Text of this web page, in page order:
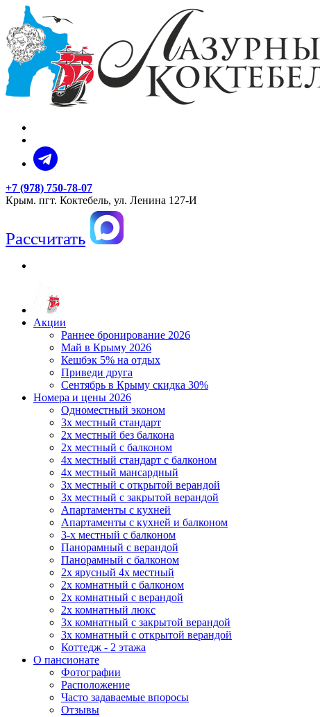
+7 (978) 750-78-07
Крым. пгт. Коктебель, ул. Ленина 127-И
Рассчитать
Акции
Раннее бронирование 2026
Май в Крыму 2026
Кешбэк 5% на отдых
Приведи друга
Сентябрь в Крыму скидка 30%
Номера и цены 2026
Одноместный эконом
3х местный стандарт
2х местный без балкона
2х местный с балконом
4х местный стандарт с балконом
4х местный мансардный
3х местный с открытой верандой
3х местный с закрытой верандой
Апартаменты с кухней
Апартаменты с кухней и балконом
3-х местный с балконом
Панорамный с верандой
Панорамный с балконом
2х ярусный 4х местный
2х комнатный с балконом
2х комнатный с верандой
2х комнатный люкс
3х комнатный с закрытой верандой
3х комнатный с открытой верандой
Коттедж - 2 этажа
О пансионате
Фотографии
Расположение
Часто задаваемые впоросы
Отзывы